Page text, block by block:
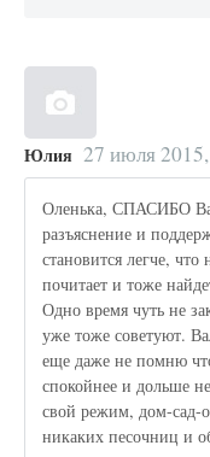
Юлия 27 июля
Оленька, СПАСИБО
разъяснение и
становится легче,
почитает и тоже
Одно время чуть не
уже тоже советуют.
еще даже не помню
спокойнее и дольше
свой режим, дом-сад-
никаких песочниц и